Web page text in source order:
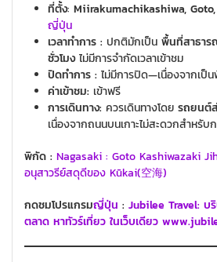
ที่ตั้ง: Miirakumachikashiwa,
ญี่ปุ่น
เวลาทำการ : ปกติมักเป็น พื้นที่สาธาร
ชั่วโมงไม่มีการจำกัดเวลาเข้าชม
ปิดทำการ : ไม่มีการปิด—เนื่องจากเป็
ค่าเข้าชม: เข้าฟรี
การเดินทาง: ควรเดินทางโดย รถยนต์
เนื่องจากถนนบนเกาะไม่สะดวกสำหรับก
พิกัด : Nagasaki : Goto Kashiwazaki
อนุสาวรีย์สดุดีของ Kūkai(空海)
กดชมโปรแกรมญี่ปุ่น : Jubilee Travel: บ
ตลาด หาทัวร์เที่ยว ในเว็บเดียว